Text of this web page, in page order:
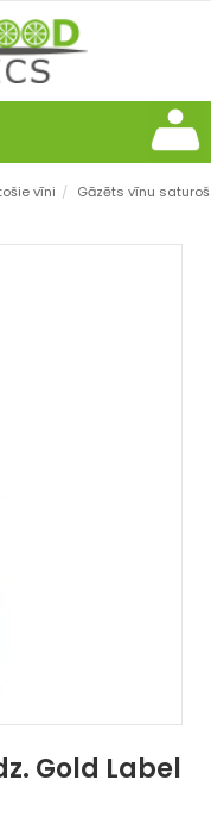
vīni / Gāzēts vīnu
Gold Label